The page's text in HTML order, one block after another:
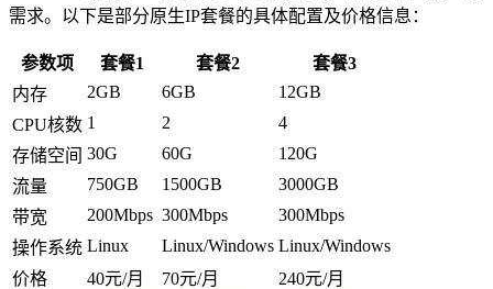
需求。以下是部分原生IP套餐的具体配置及价格信息：
参数项 套餐1 套餐2
套餐3
内存
2GB 6GB
12GB
CPU核数 1 2
4
存储空间 30G 60G
120G
流量
750GB 1500GB
3000GB
带宽
200Mbps 300Mbps
300Mbps
操作系统 Linux Linux/Windows Linux/Windows
价格
40元/月 70元/月
240元/月